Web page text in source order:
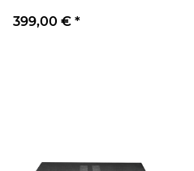
Auspackware, sehr gut
399,00 € *